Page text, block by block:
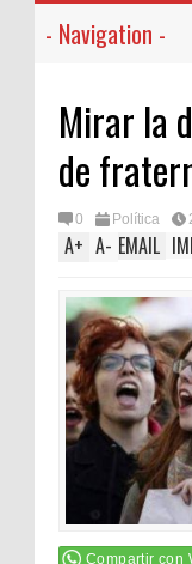
Mirar la
de
0 Política
A+ A- EMAIL
Compartir con